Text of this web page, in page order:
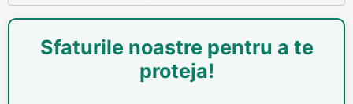
Sfaturile noastre pentru a te
proteja!